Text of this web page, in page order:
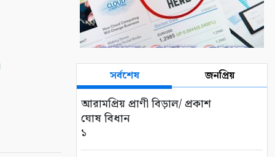
সর্বশেষ জনপ্রিয়
আরামপ্রিয় প্রাণী বিড়াল/ প্রকাশ
ঘোষ বিধান
১